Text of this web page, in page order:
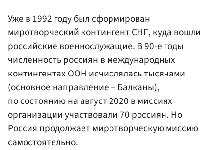
Уже в 1992 году был сформирован
миротворческий контингент СНГ, куда вошли
российские военнослужащие. В 90-е годы
численность россиян в международных
контингентахООНисчислялась тысячами
(основное направление – Балканы),
по состоянию на август 2020 в миссиях
организации участвовали 70 россиян. Но
Россия продолжает миротворческую миссию
самостоятельно.